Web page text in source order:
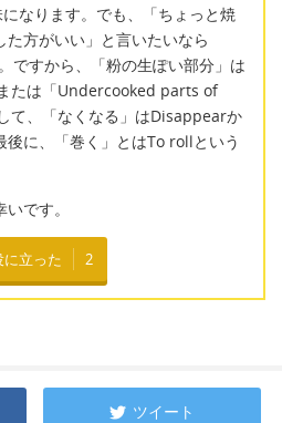
なります。でも、「ちょっと焼
方がいい」と言いたいなら
ですから、「粉の生ぽい部分」は
たは「Undercooked parts of
て、「なくなる」はDisappearか
に、「巻く」とはTo rollという
です。
に立った 2
ツイート